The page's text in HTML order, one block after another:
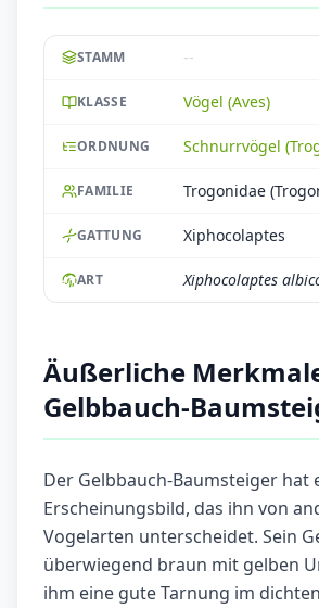
STAMM --
KLASSE Vögel (Aves)
ORDNUNG Schnurrvögel
FAMILIE Trogonidae
GATTUNG Xiphocolaptes
ART Xiphocolaptes
Äußerliche
Gelbbauch-
Der Gelbbauch-Baumsteiger hat
Erscheinungsbild, das ihn von
Vogelarten unterscheidet. Sein
überwiegend braun mit gelben
ihm eine gute Tarnung im